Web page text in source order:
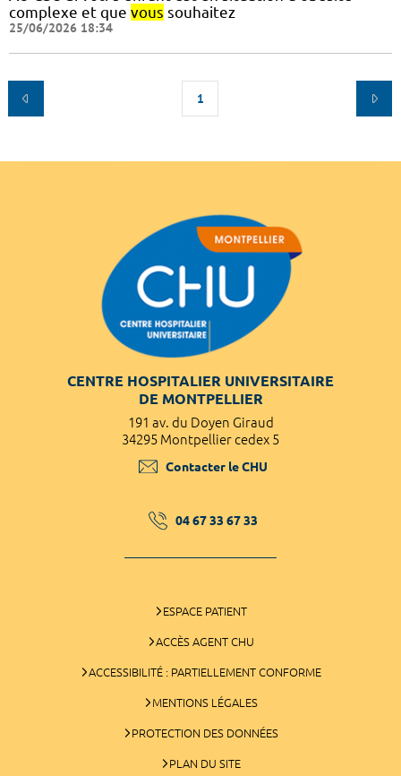
complexe et que vous souhaitez
25/06/2026 18:34
1
CENTRE HOSPITALIER UNIVERSITAIRE
DE MONTPELLIER
191 av. du Doyen Giraud
34295 Montpellier cedex 5
Contacter le CHU
04 67 33 67 33
ESPACE PATIENT
ACCÈS AGENT CHU
ACCESSIBILITÉ : PARTIELLEMENT CONFORME
MENTIONS LÉGALES
PROTECTION DES DONNÉES
PLAN DU SITE